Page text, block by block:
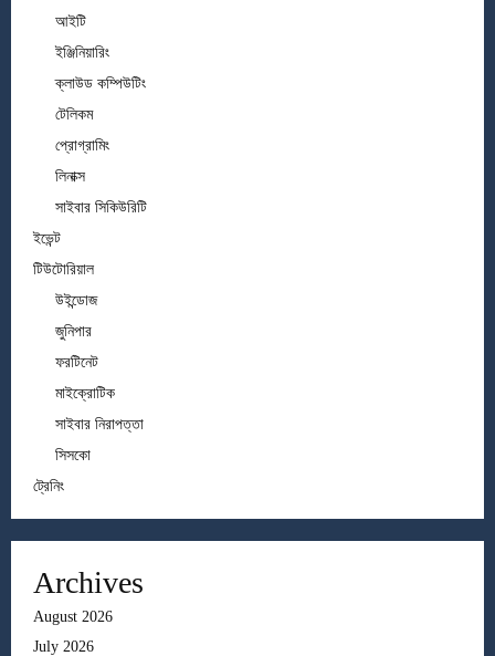
আইটি
ইঞ্জিনিয়ারিং
ক্লাউড কম্পিউটিং
টেলিকম
প্রোগ্রামিং
লিনাক্স
সাইবার সিকিউরিটি
ইভেন্ট
টিউটোরিয়াল
উইন্ডোজ
জুনিপার
ফরটিনেট
মাইক্রোটিক
সাইবার নিরাপত্তা
সিসকো
ট্রেনিং
Archives
August 2026
July 2026